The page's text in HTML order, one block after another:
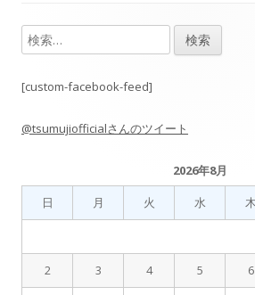
メ
イ
ン
イ
検
索:
[custom-facebook-feed]
@tsumujiofficialさんのツイート
2026年8月
日
月 火 水 木
2 3 4 5 6